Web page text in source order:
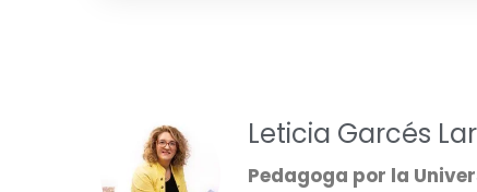
Leticia Garcés
Pedagoga por la